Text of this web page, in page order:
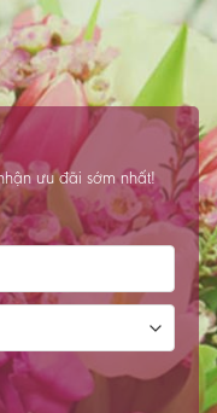
ưu đãi sớm nhất!